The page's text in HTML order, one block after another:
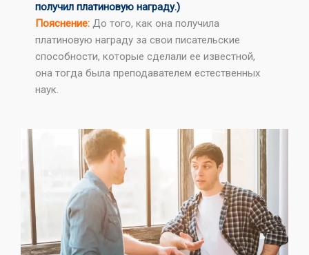
получил платиновую награду.)
Пояснение:До того, как она получила
платиновую награду за свои писательские
способности, которые сделали ее известной,
она тогда была преподавателем естественных
наук.